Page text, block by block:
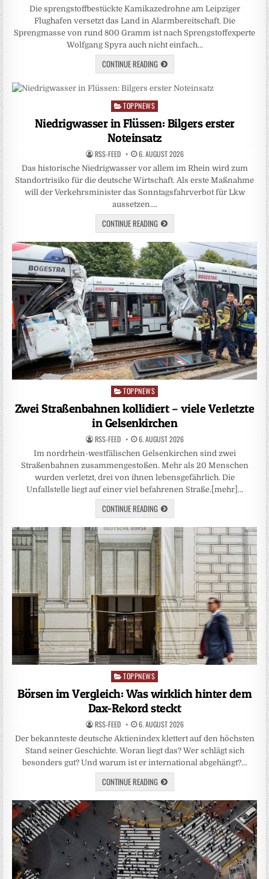
Die sprengstoffbestückte Kamikazedrohne am Leipziger
Flughafen versetzt das Land in Alarmbereitschaft. Die
Sprengmasse von rund 800 Gramm ist nach Sprengstoffexperte
Wolfgang Spyra auch nicht einfach…
CONTINUE READING
Posted
in
TOPPNEWS
Niedrigwasser in Flüssen: Bilgers erster
Noteinsatz
RSS-FEED 6. AUGUST 2026
Das historische Niedrigwasser vor allem im Rhein wird zum
Standortrisiko für die deutsche Wirtschaft. Als erste Maßnahme
will der Verkehrsminister das Sonntagsfahrverbot für Lkw
aussetzen….
CONTINUE READING
Posted
TOPPNEWS
Zwei Straßenbahnen kollidiert – viele Verletzte
in Gelsenkirchen
RSS-FEED 6. AUGUST 2026
Im nordrhein-westfälischen Gelsenkirchen sind zwei
Straßenbahnen zusammengestoßen. Mehr als 20 Menschen
wurden verletzt, drei von ihnen lebensgefährlich. Die
Unfallstelle liegt auf einer viel befahrenen Straße.[mehr]…
CONTINUE READING
Posted
in
TOPPNEWS
Börsen im Vergleich: Was wirklich hinter dem
Dax-Rekord steckt
RSS-FEED 6. AUGUST 2026
Der bekannteste deutsche Aktienindex klettert auf den höchsten
Stand seiner Geschichte. Woran liegt das? Wer schlägt sich
besonders gut? Und warum ist er international abgehängt?…
CONTINUE READING